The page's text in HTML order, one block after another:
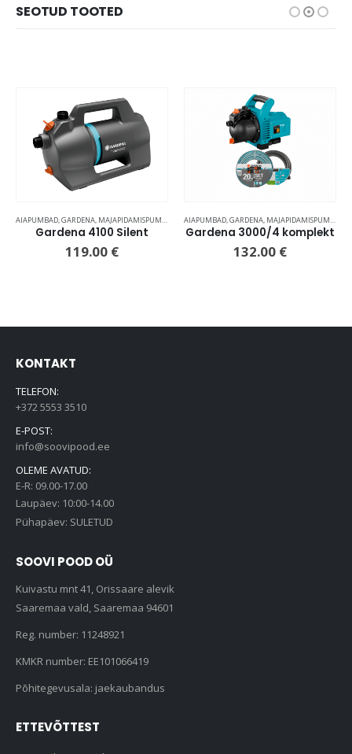
SEOTUD TOOTED
AIAPUMBAD,GARDENA, MAJAPIDAMISPUMBAD
Gardena 4100 Silent
119.00 €
AIAPUMBAD,GARDENA, MAJAPIDAMISPUMBAD
Gardena 3000/4 komplekt
132.00 €
KONTAKT
TELEFON:
+372 5553 3510
E-POST:
info@soovipood.ee
OLEME AVATUD:
E-R: 09.00-17.00
Laupäev: 10:00-14.00
Pühapäev: SULETUD
SOOVI POOD OÜ
Kuivastu mnt 41, Orissaare alevik
Saaremaa vald, Saaremaa 94601
Reg. number: 11248921
KMKR number: EE101066419
Põhitegevusala: jaekaubandus
ETTEVÕTTEST